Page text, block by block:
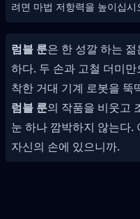
려면 마법 저항력을 높이십시
럼블 룬은 한 성깔 하는
하다. 두 손과 고철 더미
착한 거대 기계 로봇을 뚝
럼블 룬의 작품을 비웃고
눈 하나 깜박하지 않는다.
자신의 손에 있으니까.